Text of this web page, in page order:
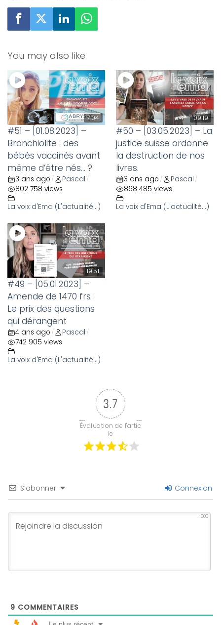
You may also like
7:04
#51 – [01.08.2023] –
Bronchiolite : des
bébés vaccinés avant
même d’être nés… ?
3 ans ago / Pascal /
802 758 views
La voix d'Ema (L'actualité...)
09:19
#50 – [03.05.2023] – La
justice suisse ordonne
la destruction de nos
livres.
3 ans ago / Pascal /
868 485 views
La voix d'Ema (L'actualité...)
19:51
#49 – [05.01.2023] –
Amende de 1470 frs :
Le prix des questions
qui dérangent
4 ans ago / Pascal /
742 905 views
La voix d'Ema (L'actualité...)
3.7
Évaluation de l'artic
le
S’abonner Connexion
1000
9 COMMENTAIRES